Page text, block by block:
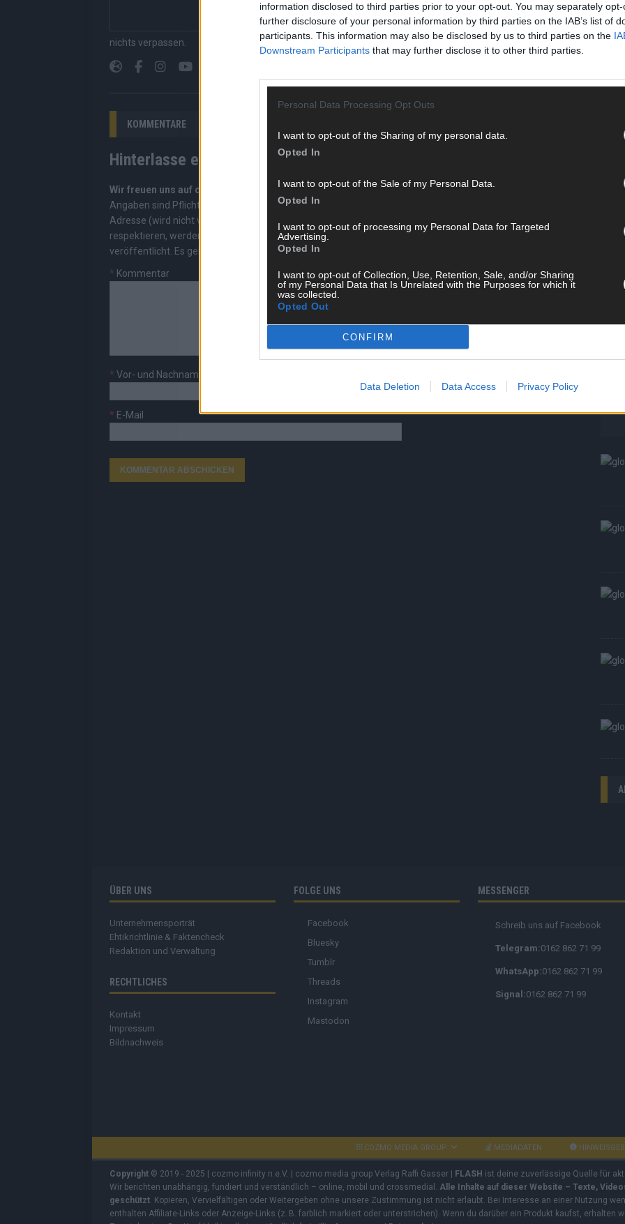
information disclosed to third parties prior to your opt-out. You may separately
further disclosure of your personal information by third parties on the IAB’s list of
participants. This information may also be disclosed by us to third parties on the
Downstream Participants that may further disclose it to other third parties.
Personal Data Processing Opt Outs
I want to opt-out of the Sharing of my personal data.
Opted In
I want to opt-out of the Sale of my Personal Data.
Opted In
I want to opt-out of processing my Personal Data for Targeted
Advertising.
Opted In
I want to opt-out of Collection, Use, Retention, Sale, and/or Sharing
of my Personal Data that Is Unrelated with the Purposes for which it
was collected.
Opted Out
CONFIRM
Data Deletion Data Access Privacy Policy
Redaktion kuratiert die Clips, Streams und Highlights extra für dich. Kein langes
Suchen, kein Scrollen durch endlose Seiten – einfach einschalten, mitfiebern und
nichts verpassen.
KOMMENTARE
Hinterlasse einen Kommentar
Wir freuen uns auf deinen Beitrag!
Diskutiere mit und teile deine Perspektive. Mit * gekennzeichnete
Angaben sind Pflichtfelder. Bitte nutze deinen Klarnamen (Vor- und Nachname) und eine gültige E-Mail-
Adresse (wird nicht veröffentlicht). Wir prüfen jeden Kommentar kurz. Beiträge, die unsere
respektieren, werden freigeschaltet; Hassrede, Beleidigungen, Hetze, Spam oder Werbung werden nicht
veröffentlicht. Es gelten unsere
Datenschutzvereinbarungen
* Kommentar
* Vor- und Nachname
* E-Mail
ÜBER UNS
Unternehmensporträt
Ehtikrichtlinie & Faktencheck
Redaktion und Verwaltung
RECHTLICHES
Kontakt
Impressum
Bildnachweis
FOLGE UNS
Facebook
Bluesky
Tumblr
MESSENGER
Schreib uns auf Facebook
Telegram:0162 862 71 99
COZMO MEDIA GROUP MEDIADATEN
Copyright© 2019 - 2025 | cozmo infinity n.e.V. | cozmo media group Verlag Raffi Gasser | FLASHist deine zuverlässige Quelle für
Wir berichten unabhängig, fundiert und verständlich – online, mobil und crossmedial.Alle Inhalte auf dieser Website – Texte,
geschützt. Kopieren, Vervielfältigen oder Weitergeben ohne unsere Zustimmung ist nicht erlaubt. Bei Interesse an einer Nutzung